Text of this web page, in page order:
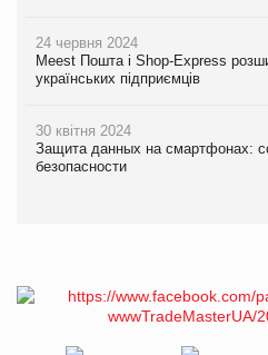
24 червня 2024
Meest Пошта і Shop-Express
українських підприємців
30 квітня 2024
Защита данных на смартфонах:
безопасности